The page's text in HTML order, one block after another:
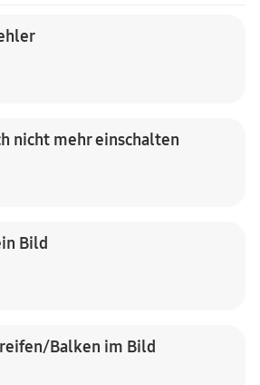
nicht mehr einschalten
Bild
Balken im Bild